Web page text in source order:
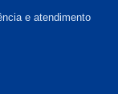
e atendimento